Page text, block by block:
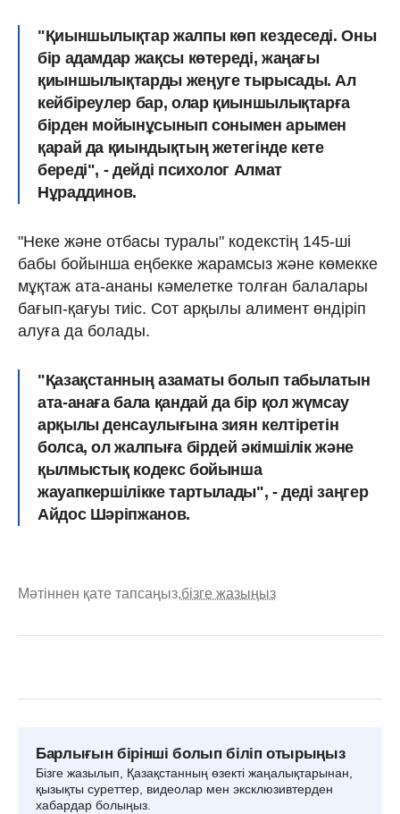
"Қиыншылықтар жалпы көп кездеседі. Оны
бір адамдар жақсы көтереді, жаңағы
қиыншылықтарды жеңуге тырысады. Ал
кейбіреулер бар, олар қиыншылықтарға
бірден мойынұсынып сонымен арымен
қарай да қиындықтың жетегінде кете
береді", - дейді психолог Алмат
Нұраддинов.
"Неке және отбасы туралы" кодекстің 145-ші
бабы бойынша еңбекке жарамсыз және көмекке
мұқтаж ата-ананы кәмелетке толған балалары
бағып-қағуы тиіс. Сот арқылы алимент өндіріп
алуға да болады.
"Қазақстанның азаматы болып табылатын
ата-анаға бала қандай да бір қол жүмсау
арқылы денсаулығына зиян келтіретін
болса, ол жалпыға бірдей әкімшілік және
қылмыстық кодекс бойынша
жауапкершілікке тартылады", - деді заңгер
Айдос Шәріпжанов.
Мәтіннен қате тапсаңыз,бізге жазыңыз
Барлығын бірінші болып біліп отырыңыз
Бізге жазылып, Қазақстанның өзекті жаңалықтарынан,
қызықты суреттер, видеолар мен эксклюзивтерден
хабардар болыңыз.